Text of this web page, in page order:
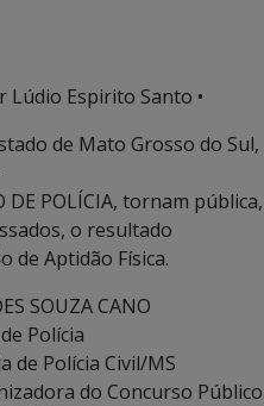
Lúdio Espirito Santo •
de Mato Grosso do Sul,
DE POLÍCIA, tornam pública,
o resultado
de Aptidão Física.
SOUZA CANO
Polícia
de Polícia Civil/MS
do Concurso Público